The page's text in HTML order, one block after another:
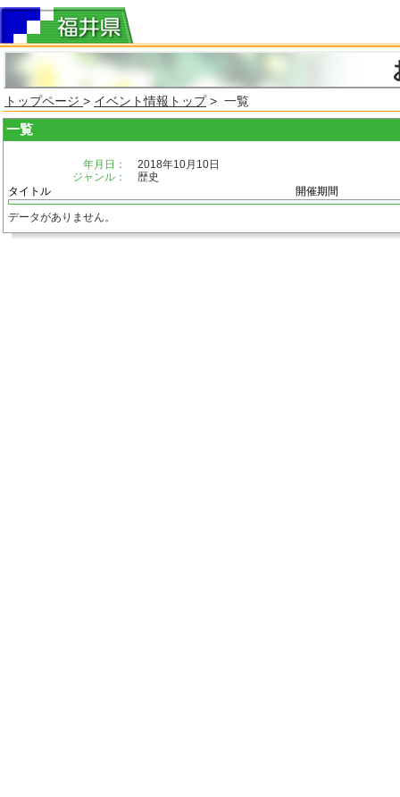
トップページ > イベント情報トップ> 一覧
一覧
年月日：
2018年10月10日
ジャンル：
歴史
タイトル
開催期間
データがありません。